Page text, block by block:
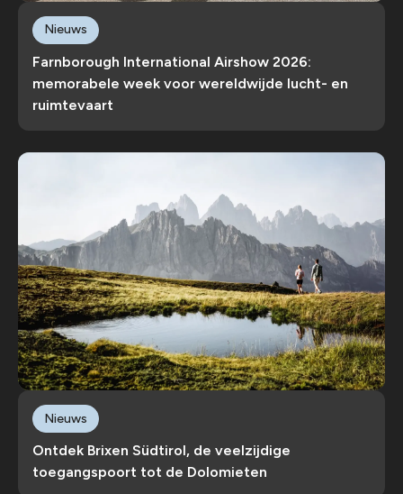
Farnborough International Airshow 2026:
memorabele week voor wereldwijde lucht- en
ruimtevaart
Nieuws
Ontdek Brixen Südtirol, de veelzijdige
toegangspoort tot de Dolomieten
Nieuws